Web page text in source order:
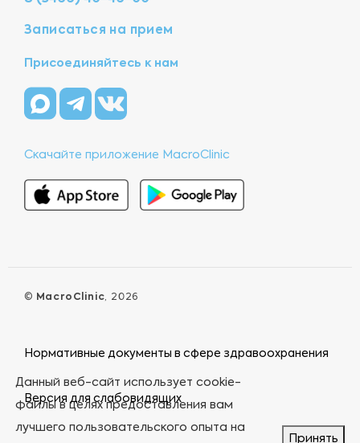
Записаться на прием
Присоединяйтесь к нам
Скачайте приложение MacroClinic
© MacroClinic, 2026
Нормативные документы в сфере здравоохранения
Версия для слабовидящих
Данный веб-сайт использует cookie-
файлы в целях предоставления вам
лучшего пользовательского опыта на
Принять